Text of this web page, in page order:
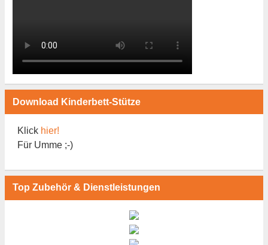
Download Kinderbett-Stütze
Klick hier!
Für Umme ;-)
Top Zubehör & Dienstleistungen